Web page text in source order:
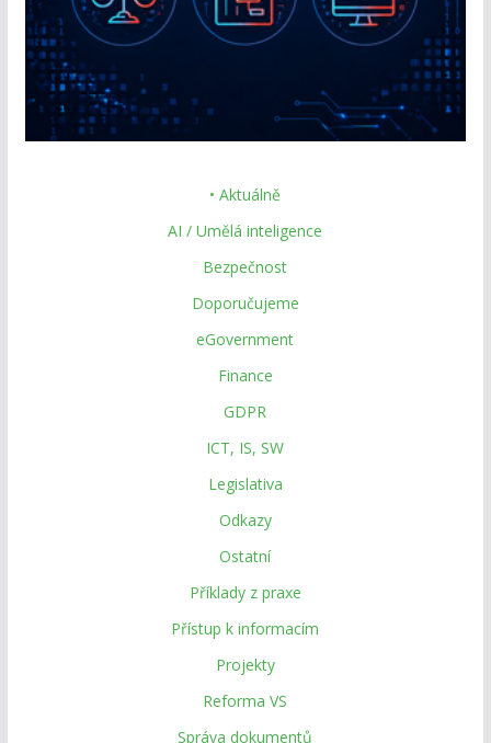
• Aktuálně
AI / Umělá inteligence
Bezpečnost
Doporučujeme
eGovernment
Finance
GDPR
ICT, IS, SW
Legislativa
Odkazy
Ostatní
Příklady z praxe
Přístup k informacím
Projekty
Reforma VS
Správa dokumentů